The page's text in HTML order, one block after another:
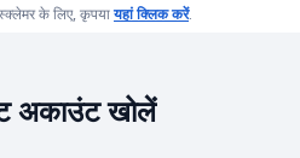
के लिए, कृपयायहां क्लिक करें.
अकाउंट खोलें